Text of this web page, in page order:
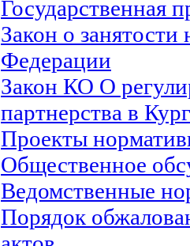
Государственная
Закон о занятости
Федерации
Закон КО О
партнерства в
Проекты
Общественное
Ведомственные
Порядок